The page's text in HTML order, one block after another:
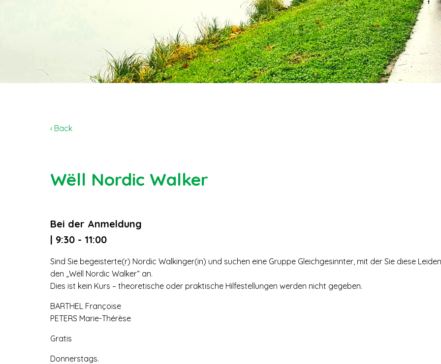
‹ Back
Wëll Nordic Walker
Bei der Anmeldung
| 9:30 - 11:00
Sind Sie begeisterte(r) Nordic Walkinger(in) und suchen eine Gruppe Gleichgesinnter, mit der Sie diese
den „Wëll Nordic Walker“ an.
Dies ist kein Kurs – theoretische oder praktische Hilfestellungen werden nicht gegeben.
BARTHEL Françoise
PETERS Marie-Thérèse
Gratis
Donnerstags.